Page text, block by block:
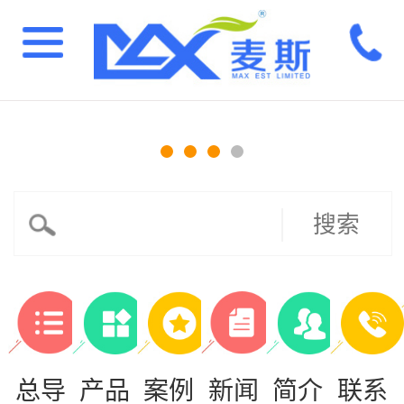
搜索
总导 产品 案例 新闻 简介 联系